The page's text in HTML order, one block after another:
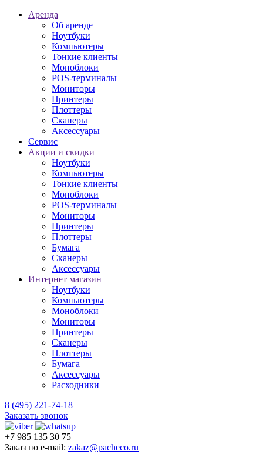
Аренда
Об аренде
Ноутбуки
Компьютеры
Тонкие клиенты
Моноблоки
POS-терминалы
Мониторы
Принтеры
Плоттеры
Сканеры
Аксессуары
Сервис
Акции и скидки
Ноутбуки
Компьютеры
Тонкие клиенты
Моноблоки
POS-терминалы
Мониторы
Принтеры
Плоттеры
Бумага
Сканеры
Аксессуары
Интернет магазин
Ноутбуки
Компьютеры
Моноблоки
Мониторы
Принтеры
Сканеры
Плоттеры
Бумага
Аксессуары
Расходники
8 (495) 221-74-18
Заказать звонок
+7 985 135 30 75
Заказ по e-mail: zakaz@pacheco.ru